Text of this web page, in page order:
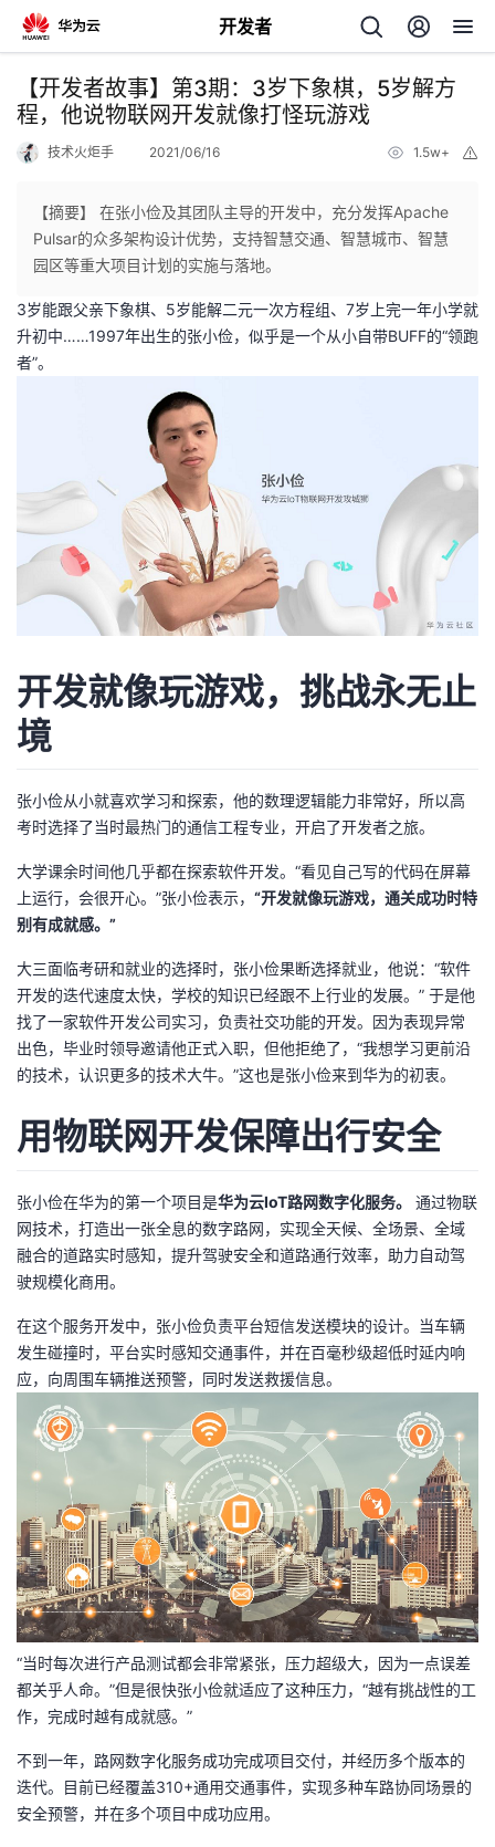
开发者
返
回
个
人
主
我
的
者
我
博
客
的
论
坛
我
的
圈
我
的
播
我
活
动
的
关
注
我
的
开
发
者
堂
我
的
课
程
我
的
认
我
的
验
我
收
藏
我
的
Programs
我
的
支
我
的
技
术
支
我
的
云
声
议
【开发者故事】第3期：3岁下象棋，5岁解方
程，他说物联网开发就像打怪玩游戏
技术火炬手 2021/06/16 1.5w+
【摘要】 在张小俭及其团队主导的开发中，充分发挥Apache
Pulsar的众多架构设计优势，支持智慧交通、智慧城市、智慧
园区等重大项目计划的实施与落地。
3岁能跟父亲下象棋、5岁能解二元一次方程组、7岁上完一年小学就
升初中……1997年出生的张小俭，似乎是一个从小自带BUFF的“领跑
者”。
开发就像玩游戏，挑战永无止
境
张小俭从小就喜欢学习和探索，他的数理逻辑能力非常好，所以高
考时选择了当时最热门的通信工程专业，开启了开发者之旅。
大学课余时间他几乎都在探索软件开发。“看见自己写的代码在屏幕
上运行，会很开心。”张小俭表示， “开发就像玩游戏，通关成功时特
别有成就感。”
大三面临考研和就业的选择时，张小俭果断选择就业，他说：“软件
开发的迭代速度太快，学校的知识已经跟不上行业的发展。” 于是他
找了一家软件开发公司实习，负责社交功能的开发。因为表现异常
出色，毕业时领导邀请他正式入职，但他拒绝了，“我想学习更前沿
的技术，认识更多的技术大牛。”这也是张小俭来到华为的初衷。
用物联网开发保障出行安全
张小俭在华为的第一个项目是华为云IoT路网数字化服务。
通过物联
网技术，打造出一张全息的数字路网，实现全天候、全场景、全域
融合的道路实时感知，提升驾驶安全和道路通行效率，助力自动驾
驶规模化商用。
在这个服务开发中，张小俭负责平台短信发送模块的设计。当车辆
发生碰撞时，平台实时感知交通事件，并在百毫秒级超低时延内响
应，向周围车辆推送预警，同时发送救援信息。
“当时每次进行产品测试都会非常紧张，压力超级大，因为一点误差
都关乎人命。”但是很快张小俭就适应了这种压力，“越有挑战性的工
作，完成时越有成就感。”
不到一年，路网数字化服务成功完成项目交付，并经历多个版本的
迭代。目前已经覆盖310+通用交通事件，实现多种车路协同场景的
安全预警，并在多个项目中成功应用。